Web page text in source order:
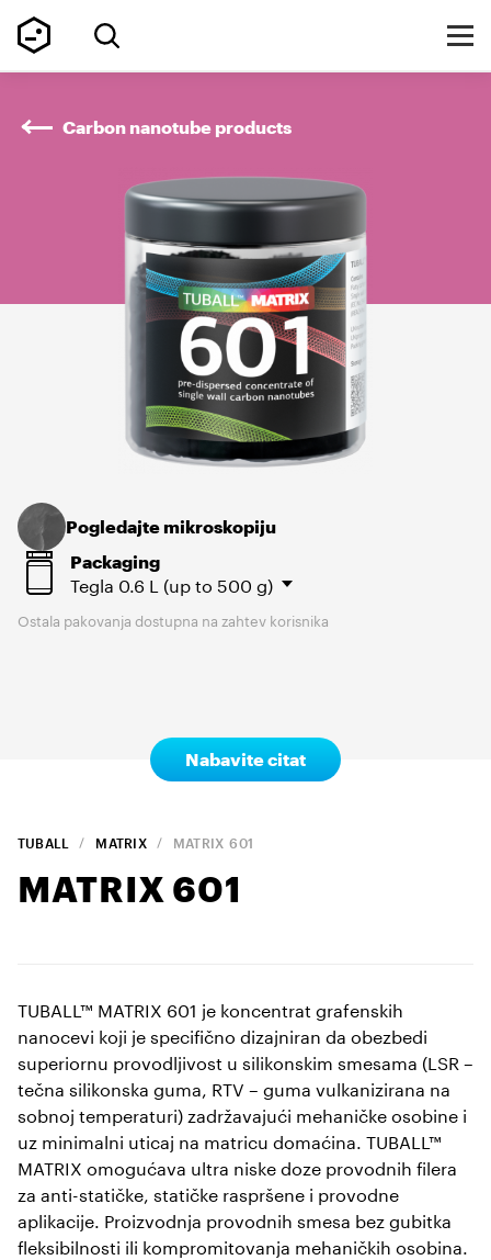
Carbon nanotube products
Packaging
Tegla 0.6 L (up to 500 g)
Ostala pakovanja dostupna na zahtev korisnika
Pogledajte mikroskopiju
TUBALL MATRIX MATRIX 601
MATRIX 601
Nabavite citat
TUBALL™ MATRIX 601 je koncentrat grafenskih
nanocevi koji je specifično dizajniran da obezbedi
superiornu provodljivost u silikonskim smesama (LSR –
tečna silikonska guma, RTV – guma vulkanizirana na
sobnoj temperaturi) zadržavajući mehaničke osobine i
uz minimalni uticaj na matricu domaćina. TUBALL™
MATRIX omogućava ultra niske doze provodnih filera
za anti-statičke, statičke raspršene i provodne
aplikacije. Proizvodnja provodnih smesa bez gubitka
fleksibilnosti ili kompromitovanja mehaničkih osobina.